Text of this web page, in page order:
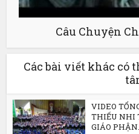
Câu Chuyện
Các bài viết khác có
VIDEO
THIẾU NHI
GIÁO